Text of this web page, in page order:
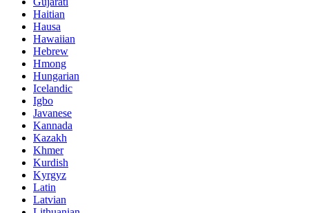
Haitian
Hausa
Hawaiian
Hebrew
Hmong
Hungarian
Icelandic
Igbo
Javanese
Kannada
Kazakh
Khmer
Kurdish
Kyrgyz
Latin
Latvian